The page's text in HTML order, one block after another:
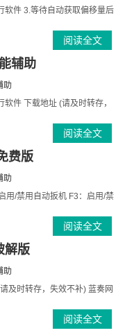
软件 3.等待自动获取偏移量后
阅读全文
辅助
助
件 下载地址 (请及时转存，
阅读全文
费版
助
用/禁用自动扳机 F3：启用/禁
阅读全文
解版
助
及时转存，失效不补) 蓝奏网
阅读全文